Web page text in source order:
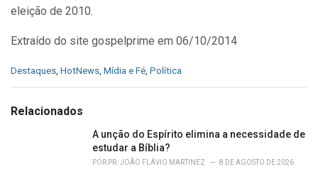
eleição de 2010.
Extraído do site gospelprime em 06/10/2014
C
e
Destaques HotNews Mídia e Fé Política
Relacionados
A unção do Espírito elimina a necessidade de
estudar a Bíblia?
POR PR. JOÃO FLÁVIO MARTINEZ 8 DE AGOSTO DE 2026